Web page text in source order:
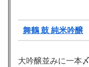
舞鶴 鼓 純米吟醸
大吟醸並みに一本